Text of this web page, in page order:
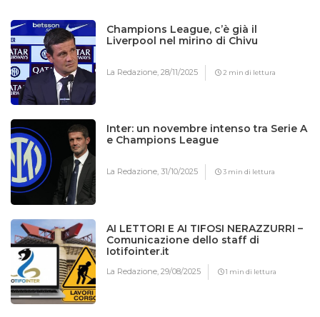
Champions League, c’è già il
Liverpool nel mirino di Chivu
La Redazione,28/11/2025 2 min di lettura
Inter: un novembre intenso tra Serie A
e Champions League
La Redazione,31/10/2025 3 min di lettura
AI LETTORI E AI TIFOSI NERAZZURRI –
Comunicazione dello staff di
Iotifointer.it
La Redazione,29/08/2025 1 min di lettura